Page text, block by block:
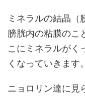
ミネラルの結晶（
膀胱内の粘膜のこ
こにミネラルがく
くなっていきます。
ニョロリン達に見